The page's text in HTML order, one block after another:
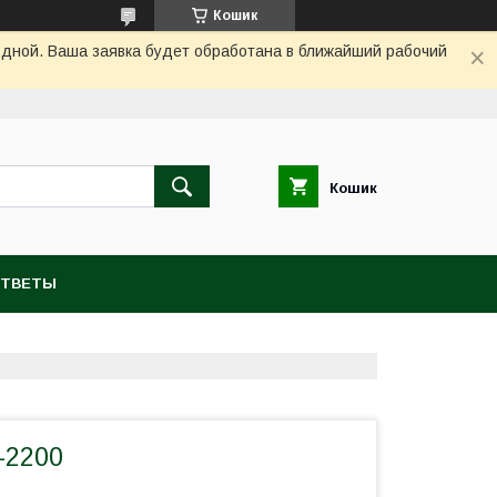
Кошик
Ваша заявка будет обработана в ближайший рабочий
Кошик